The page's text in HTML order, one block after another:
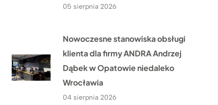
05 sierpnia 2026
Nowoczesne stanowiska obsługi
klienta dla firmy ANDRA Andrzej
Dąbek w Opatowie niedaleko
Wrocławia
04 sierpnia 2026